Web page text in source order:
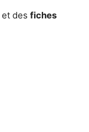
et des fiches